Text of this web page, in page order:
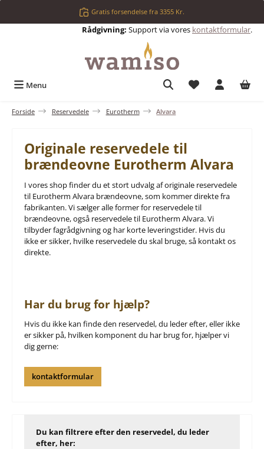
Gratis forsendelse fra 3355 Kr.
Rådgivning: Support via vores kontaktformular.
Menu Du har 0
Forside Reservedele Eurotherm Alvara
Originale reservedele til
brændeovne Eurotherm Alvara
I vores shop finder du et stort udvalg af originale reservedele
til Eurotherm Alvara brændeovne, som kommer direkte fra
fabrikanten. Vi sælger alle former for reservedele til
brændeovne, også reservedele til Eurotherm Alvara. Vi
tilbyder fagrådgivning og har korte leveringstider. Hvis du
ikke er sikker, hvilke reservedele du skal bruge, så kontakt os
direkte.
Har du brug for hjælp?
Hvis du ikke kan finde den reservedel, du leder efter, eller ikke
er sikker på, hvilken komponent du har brug for, hjælper vi
dig gerne:
kontaktformular
Du kan filtrere efter den reservedel, du leder
efter, her: